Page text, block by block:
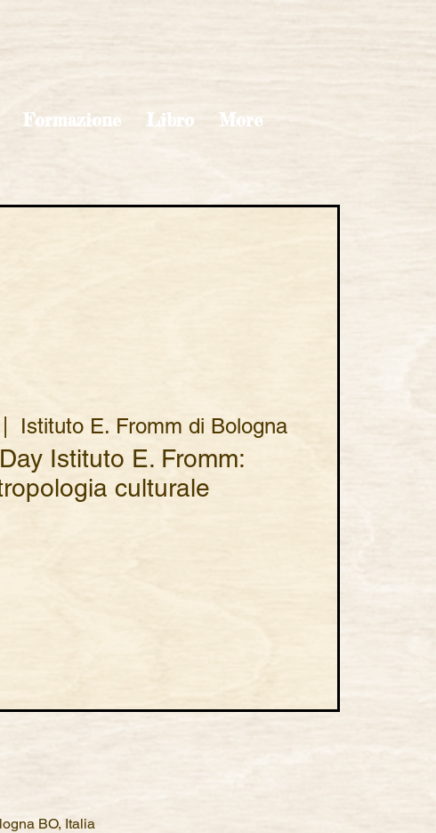
Formazione Libro More
Istituto E. Fromm di Bologna
Istituto E. Fromm:
culturale
BO, Italia